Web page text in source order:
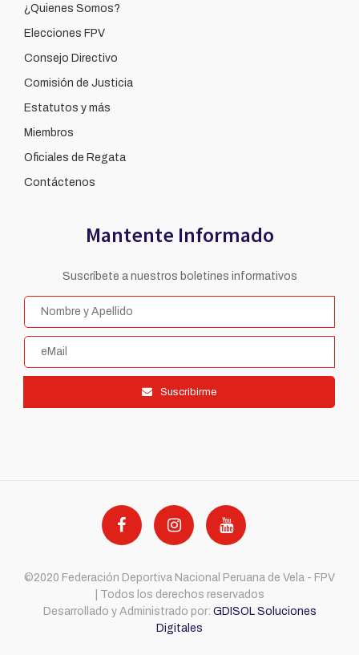
¿Quienes Somos?
Elecciones FPV
Consejo Directivo
Comisión de Justicia
Estatutos y más
Miembros
Oficiales de Regata
Contáctenos
Mantente Informado
Suscríbete a nuestros boletines informativos
Suscribirme
©2020 Federación Deportiva Nacional Peruana de Vela - FPV
| Todos los derechos reservados
Desarrollado y Administrado por: GDISOL Soluciones
Digitales